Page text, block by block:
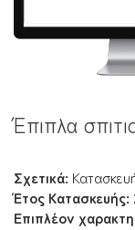
Έπιπλα
Σχετικά:
Έτος Κατασκευής:
Επιπλέον